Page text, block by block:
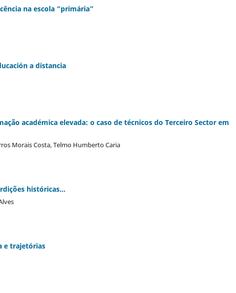
na escola “primária”
a distancia
académica elevada: o caso de técnicos do Terceiro Sector em
Morais Costa, Telmo Humberto Caria
históricas...
e trajetórias